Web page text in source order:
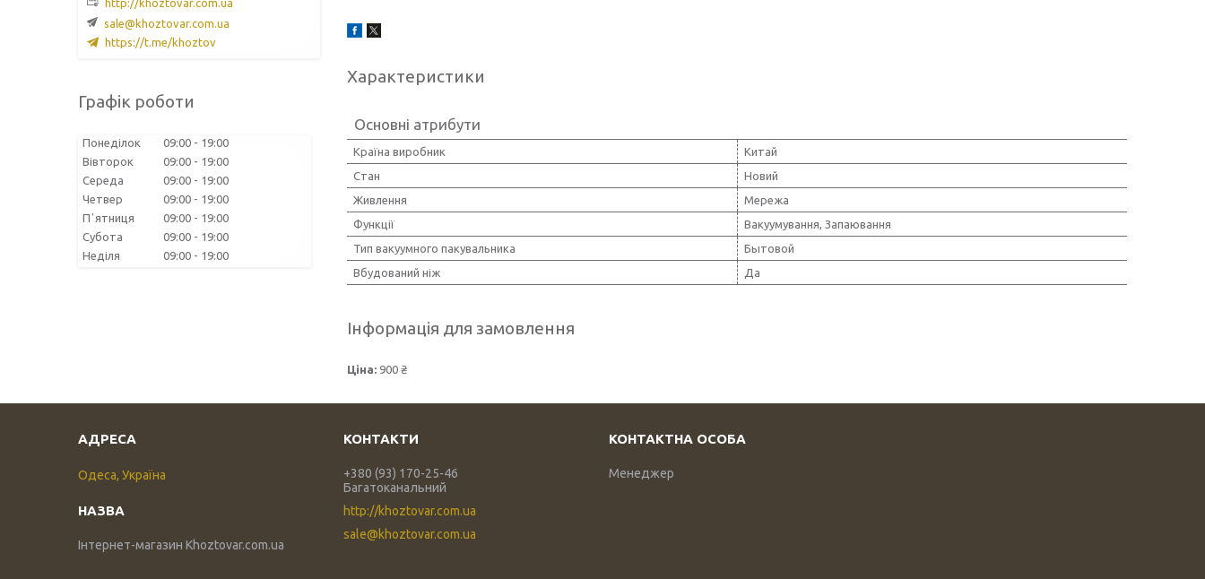
Характеристики
Основні атрибути
Країна виробник
Китай
Стан
Новий
Живлення
Мережа
Функції
Вакуумування, Запаювання
Тип вакуумного пакувальника
Бытовой
Вбудований ніж
Да
Інформація для замовлення
Ціна: 900 ₴
http://khoztovar.com.ua
sale@khoztovar.com.ua
https://t.me/khoztov
Графік роботи
Понеділок 09:00
19:00
Вівторок
09:00
19:00
Середа
09:00
19:00
Четвер
09:00
19:00
Пʼятниця
09:00
19:00
Субота
09:00
19:00
Неділя
09:00 19:00
Одеса, Україна
Інтернет-магазин Khoztovar.com.ua
+380 (93) 170-25-46
Багатоканальний
http://khoztovar.com.ua
sale@khoztovar.com.ua
Менеджер